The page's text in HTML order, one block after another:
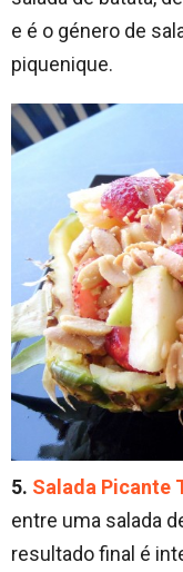
e é o género de
piquenique.
5. Salada Picante
entre uma salada
resultado final é